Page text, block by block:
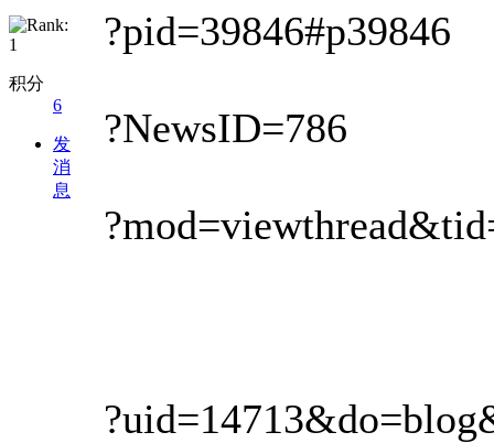
积分
6
发
消
息
?pid=39846#p39846
?NewsID=786